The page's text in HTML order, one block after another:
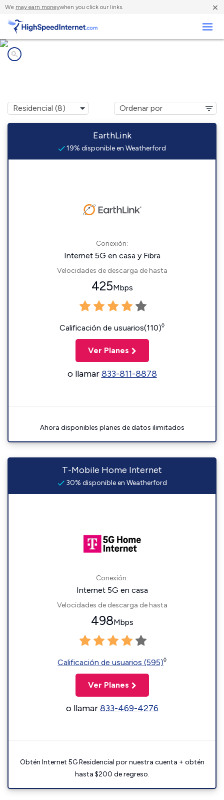
We may earn moneywhen you click our links. ×
EarthLink
19% disponible en Weatherford
Conexión:
Internet 5G en casa y Fibra
Velocidades de descarga de hasta
425Mbps
Calificación de usuarios(110)◊
Ver Planes
o llamar833-811-8878
Ahora disponibles planes de datos ilimitados
T-Mobile Home Internet
30% disponible en Weatherford
Conexión:
Internet 5G en casa
Velocidades de descarga de hasta
498Mbps
Calificación de usuarios (595)◊
Ver Planes
o llamar833-469-4276
Obtén Internet 5G Residencial por nuestra cuenta + obtén
hasta $200 de regreso.